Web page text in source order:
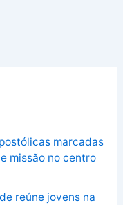
marcadas
missão no centro
reúne jovens na